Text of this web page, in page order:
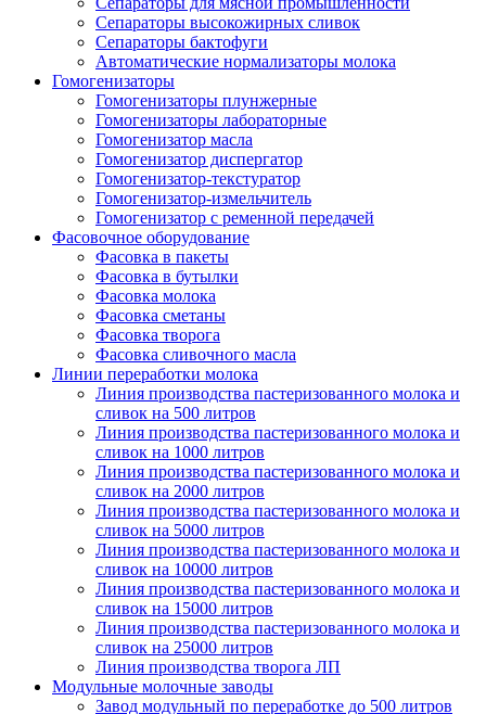
Сепараторы высокожирных сливок
Сепараторы бактофуги
Автоматические нормализаторы молока
Гомогенизаторы
Гомогенизаторы плунжерные
Гомогенизаторы лабораторные
Гомогенизатор масла
Гомогенизатор диспергатор
Гомогенизатор-текстуратор
Гомогенизатор-измельчитель
Гомогенизатор с ременной передачей
Фасовочное оборудование
Фасовка в пакеты
Фасовка в бутылки
Фасовка молока
Фасовка сметаны
Фасовка творога
Фасовка сливочного масла
Линии переработки молока
Линия производства пастеризованного молока и
сливок на 500 литров
Линия производства пастеризованного молока и
сливок на 1000 литров
Линия производства пастеризованного молока и
сливок на 2000 литров
Линия производства пастеризованного молока и
сливок на 5000 литров
Линия производства пастеризованного молока и
сливок на 10000 литров
Линия производства пастеризованного молока и
сливок на 15000 литров
Линия производства пастеризованного молока и
сливок на 25000 литров
Линия производства творога ЛП
Модульные молочные заводы
Завод модульный по переработке до 500 литров